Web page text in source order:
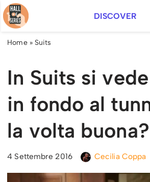
Vai
al
DISCOVER
Home» Suits
In Suits si
in fondo al
la volta buona?
4 Settembre 2016 Cecilia Coppa